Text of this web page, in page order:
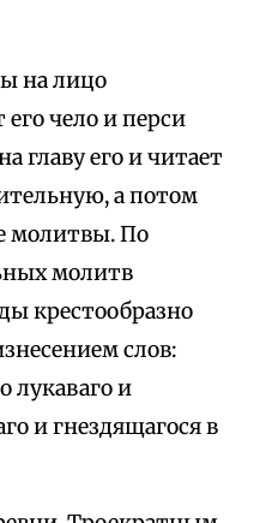
на лицо
чело и перси
главу его и читает
а потом
молитвы. По
молитв
крестообразно
слов:
лукаваго и
и гнездящагося в